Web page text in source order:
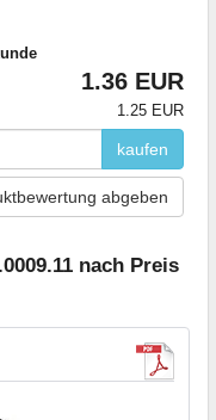
1.36 EUR
1.25 EUR
kaufen
abgeben
nach Preis